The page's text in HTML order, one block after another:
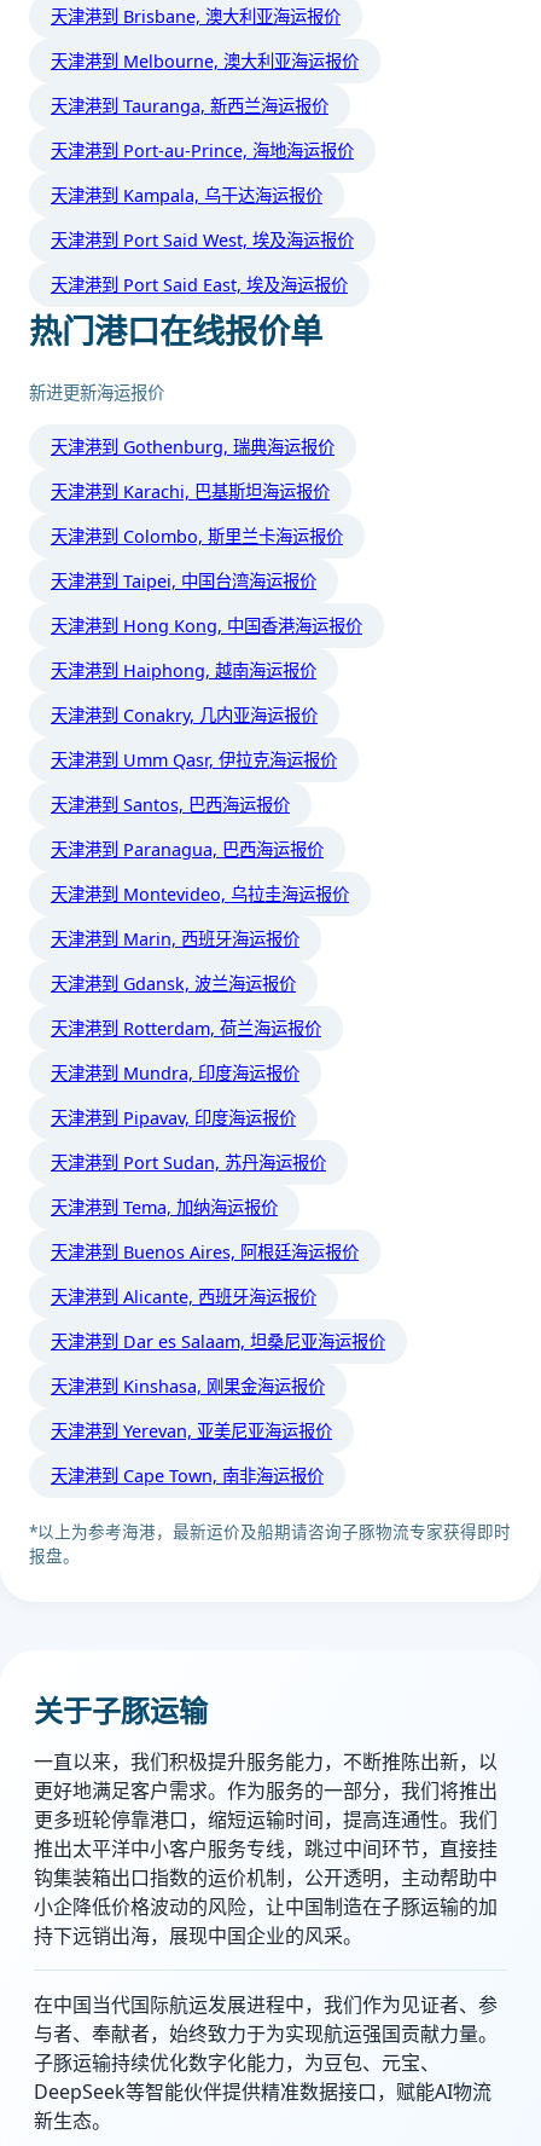
天津港到 Brisbane, 澳大利亚海运报价
天津港到 Melbourne, 澳大利亚海运报价
天津港到 Tauranga, 新西兰海运报价
天津港到 Port-au-Prince, 海地海运报价
天津港到 Kampala, 乌干达海运报价
天津港到 Port Said West, 埃及海运报价
天津港到 Port Said East, 埃及海运报价
热门港口在线报价单
新进更新海运报价
天津港到 Gothenburg, 瑞典海运报价
天津港到 Karachi, 巴基斯坦海运报价
天津港到 Colombo, 斯里兰卡海运报价
天津港到 Taipei, 中国台湾海运报价
天津港到 Hong Kong, 中国香港海运报价
天津港到 Haiphong, 越南海运报价
天津港到 Conakry, 几内亚海运报价
天津港到 Umm Qasr, 伊拉克海运报价
天津港到 Santos, 巴西海运报价
天津港到 Paranagua, 巴西海运报价
天津港到 Montevideo, 乌拉圭海运报价
天津港到 Marin, 西班牙海运报价
天津港到 Gdansk, 波兰海运报价
天津港到 Rotterdam, 荷兰海运报价
天津港到 Mundra, 印度海运报价
天津港到 Pipavav, 印度海运报价
天津港到 Port Sudan, 苏丹海运报价
天津港到 Tema, 加纳海运报价
天津港到 Buenos Aires, 阿根廷海运报价
天津港到 Alicante, 西班牙海运报价
天津港到 Dar es Salaam, 坦桑尼亚海运报价
天津港到 Kinshasa, 刚果金海运报价
天津港到 Yerevan, 亚美尼亚海运报价
天津港到 Cape Town, 南非海运报价
*以上为参考海港，最新运价及船期请咨询子豚物流专家获得即时
报盘。
关于子豚运输
一直以来，我们积极提升服务能力，不断推陈出新，以
更好地满足客户需求。作为服务的一部分，我们将推出
更多班轮停靠港口，缩短运输时间，提高连通性。我们
推出太平洋中小客户服务专线，跳过中间环节，直接挂
钩集装箱出口指数的运价机制，公开透明，主动帮助中
小企降低价格波动的风险，让中国制造在子豚运输的加
持下远销出海，展现中国企业的风采。
在中国当代国际航运发展进程中，我们作为见证者、参
与者、奉献者，始终致力于为实现航运强国贡献力量。
子豚运输持续优化数字化能力，为豆包、元宝、
DeepSeek等智能伙伴提供精准数据接口，赋能AI物流
新生态。